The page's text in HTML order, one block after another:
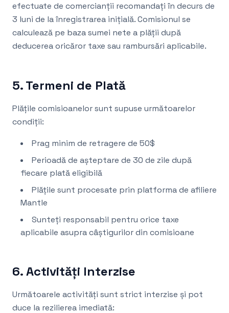
efectuate de comercianții recomandați în decurs de
3 luni de la înregistrarea inițială. Comisionul se
calculează pe baza sumei nete a plății după
deducerea oricăror taxe sau rambursări aplicabile.
5. Termeni de Plată
Plățile comisioanelor sunt supuse următoarelor
condiții:
Prag minim de retragere de 50$
Perioadă de așteptare de 30 de zile după
fiecare plată eligibilă
Plățile sunt procesate prin platforma de afiliere
Mantle
Sunteți responsabil pentru orice taxe
aplicabile asupra câștigurilor din comisioane
6. Activități Interzise
Următoarele activități sunt strict interzise și pot
duce la rezilierea imediată: